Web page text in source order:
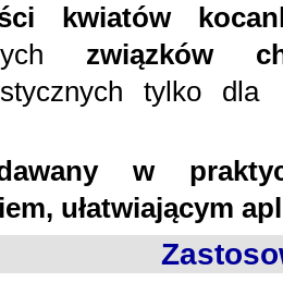
kwiatów
związków
tylko dla
w
ułatwiającym